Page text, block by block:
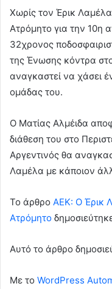
Χωρίς τον Έρικ
Ατρόμητο για την 10η
32χρονος
της Ένωσης κόντρα
αναγκαστεί να χάσει
ομάδας του.
Ο Ματίας Αλμέιδα
διάθεση του στο
Αργεντινός θα
Λαμέλα με κάποιον
To άρθρο ΑΕΚ: O Έρικ
Ατρόμητο
Αυτό το άρθρο
Με το WordPress